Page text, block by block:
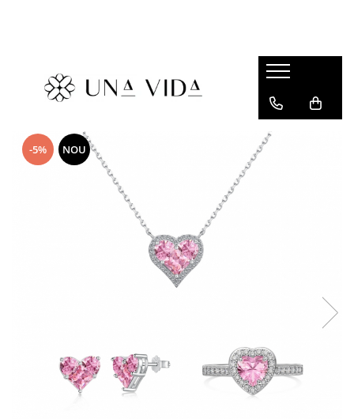
Cadouri pentru EA
CADOURI sub 150 lei - EA
CADOURI sub 150 lei - EL
-5% NOU